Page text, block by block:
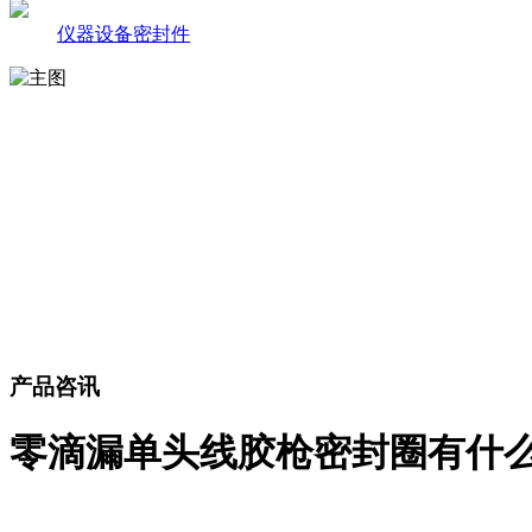
仪器设备密封件
产品咨讯
零滴漏单头线胶枪密封圈有什